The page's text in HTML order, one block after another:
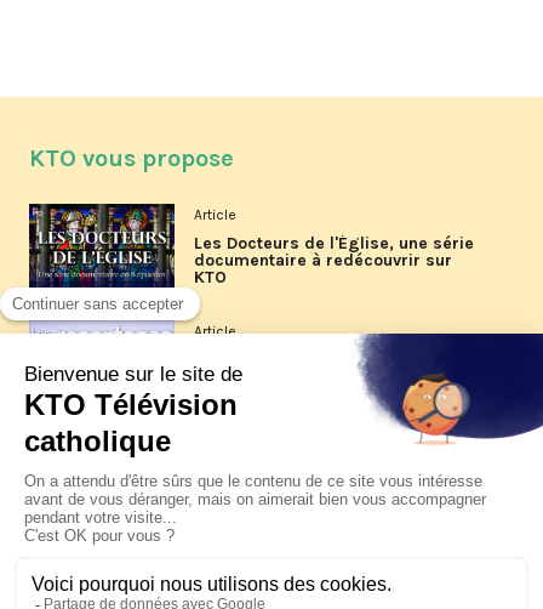
KTO vous propose
Article
Les Docteurs de l'Église, une série
documentaire à redécouvrir sur
KTO
Article
Les reportages d'été 2026 de KTO
La visite pastorale du pape Léon
XIV à Assise à suivre sur KTO le
jeudi 6 août
Le pape en Uruguay, Argentine et
Pérou du 6 au 17 novembre 2026